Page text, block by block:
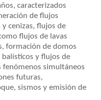
caracterizados
de flujos
cenizas, flujos de
flujos de lavas
formación de domos
y flujos de
fenómenos simultáneos
futuras,
sismos y emisión de